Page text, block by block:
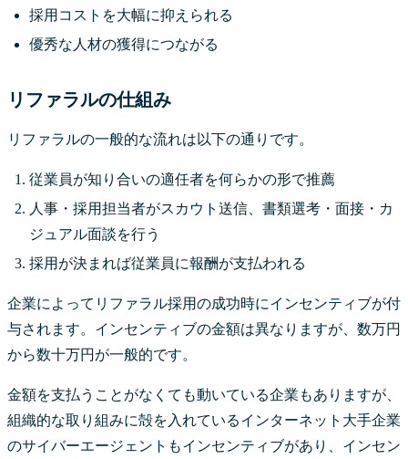
採用コストを大幅に抑えられる
優秀な人材の獲得につながる
リファラルの仕組み
リファラルの一般的な流れは以下の通りです。
従業員が知り合いの適任者を何らかの形で推薦
人事・採用担当者がスカウト送信、書類選考・面接・カ
ジュアル面談を行う
採用が決まれば従業員に報酬が支払われる
企業によってリファラル採用の成功時にインセンティブが付
与されます。インセンティブの金額は異なりますが、数万円
から数十万円が一般的です。
金額を支払うことがなくても動いている企業もありますが、
組織的な取り組みに殻を入れているインターネット大手企業
のサイバーエージェントもインセンティブがあり、インセン